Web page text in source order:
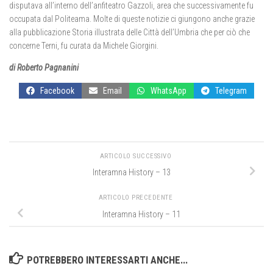
disputava all’interno dell’anfiteatro Gazzoli, area che successivamente fu
occupata dal Politeama. Molte di queste notizie ci giungono anche grazie
alla pubblicazione Storia illustrata delle Città dell’Umbria che per ciò che
concerne Terni, fu curata da Michele Giorgini.
di Roberto Pagnanini
Facebook Email WhatsApp Telegram
ARTICOLO SUCCESSIVO
Interamna History – 13
ARTICOLO PRECEDENTE
Interamna History – 11
POTREBBERO INTERESSARTI ANCHE...